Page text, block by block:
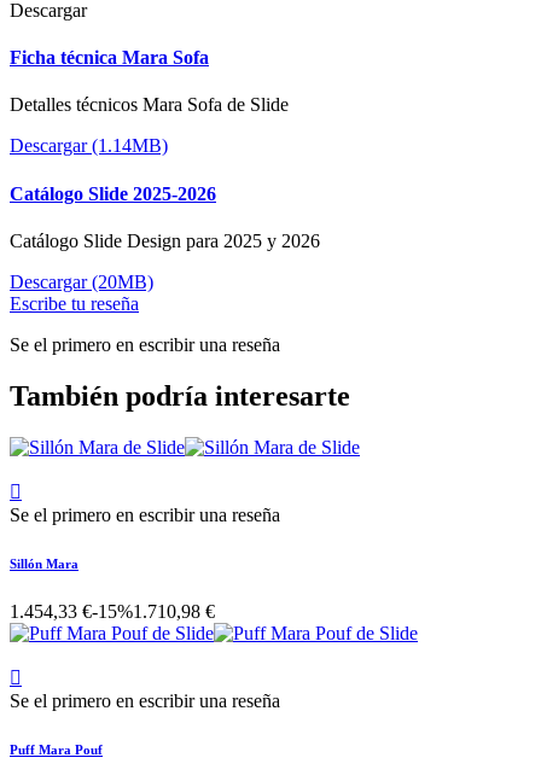
Descargar
Ficha técnica Mara Sofa
Detalles técnicos Mara Sofa de Slide
Descargar (1.14MB)
Catálogo Slide 2025-2026
Catálogo Slide Design para 2025 y 2026
Descargar (20MB)
Escribe tu reseña
Se el primero en escribir una reseña
También podría interesarte

Se el primero en escribir una reseña
Sillón Mara
1.454,33 €-15%1.710,98 €

Se el primero en escribir una reseña
Puff Mara Pouf